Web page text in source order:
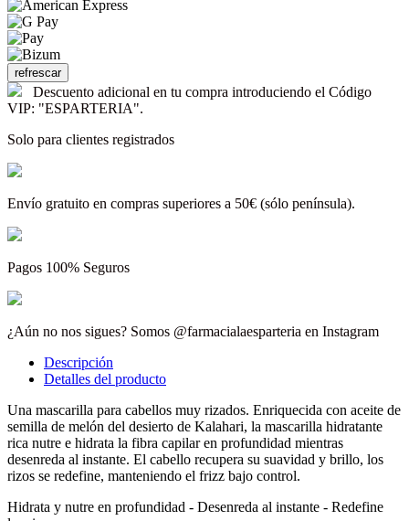
Descuento adicional en tu compra introduciendo el Código
VIP: "ESPARTERIA".
Solo para clientes registrados
Envío gratuito en compras superiores a 50€ (sólo península).
Pagos 100% Seguros
¿Aún no nos sigues? Somos @farmacialaesparteria en Instagram
Descripción
Detalles del producto
Una mascarilla para cabellos muy rizados. Enriquecida con aceite de
semilla de melón del desierto de Kalahari, la mascarilla hidratante
rica nutre e hidrata la fibra capilar en profundidad mientras
desenreda al instante. El cabello recupera su suavidad y brillo, los
rizos se redefine, manteniendo el frizz bajo control.
Hidrata y nutre en profundidad - Desenreda al instante - Redefine